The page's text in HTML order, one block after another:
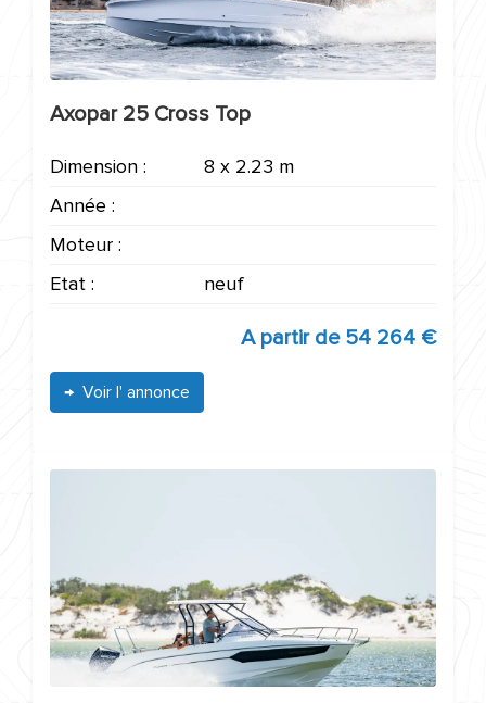
Axopar 25 Cross Top
Dimension :
8 x 2.23 m
Année :
Moteur :
Etat :
neuf
A partir de54 264 €
Voir l' annonce